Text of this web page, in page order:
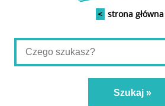
< strona główna